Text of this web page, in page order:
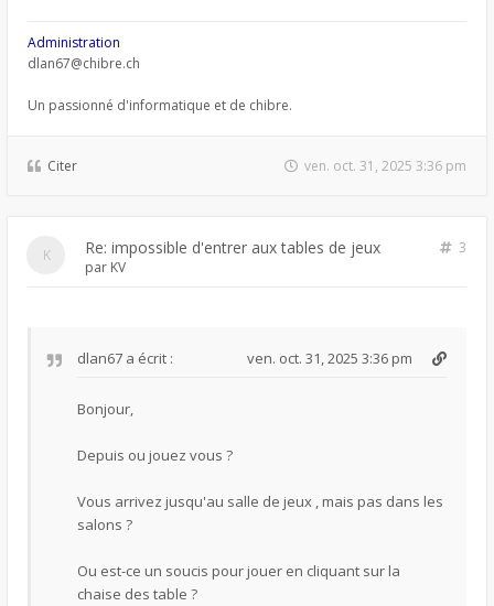
Administration
dlan67@chibre.ch
Un passionné d'informatique et de chibre.
Citer ven. oct. 31, 2025 3:36 pm
Re: impossible d'entrer aux tables de jeux
3
par KV
dlan67 a écrit : ven. oct. 31, 2025 3:36 pm
Bonjour,
Depuis ou jouez vous ?
Vous arrivez jusqu'au salle de jeux , mais pas dans les
salons ?
Ou est-ce un soucis pour jouer en cliquant sur la
chaise des table ?